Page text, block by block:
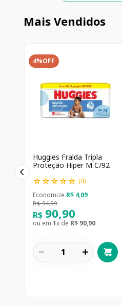
Mais Vendidos
4%OFF
Huggies Fralda Tripla
Proteção Hiper M C/92
☆☆☆☆☆ (0)
Economize R$ 4,09
R$ 94,99
R$ 90,90
ou em 1x de R$ 90,90
＋
－